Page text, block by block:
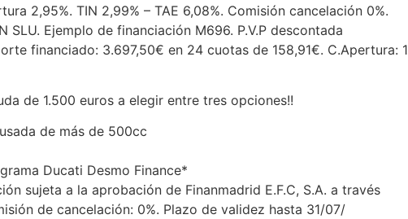
2,95%. TIN 2,99% – TAE 6,08%. Comisión cancelación 0%.
Ejemplo de financiación M696. P.V.P descontada
financiado: 3.697,50€ en 24 cuotas de 158,91€. C.Apertura:
de 1.500 euros a elegir entre tres opciones!!
de más de 500cc
Ducati Desmo Finance*
sujeta a la aprobación de Finanmadrid E.F.C, S.A. a través
de cancelación: 0%. Plazo de validez hasta 31/07/